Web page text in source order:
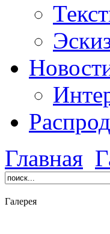
Главная
Галерея